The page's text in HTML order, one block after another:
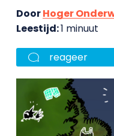
DoorHoger
Leestijd:1 minuut
reageer